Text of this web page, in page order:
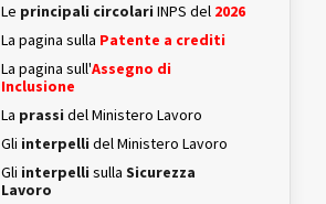
Le principali circolari INPS del 2026
La pagina sulla Patente a crediti
La pagina sull'Assegno di
Inclusione
La prassi del Ministero Lavoro
Gli interpelli del Ministero Lavoro
Gli interpelli sulla Sicurezza
Lavoro